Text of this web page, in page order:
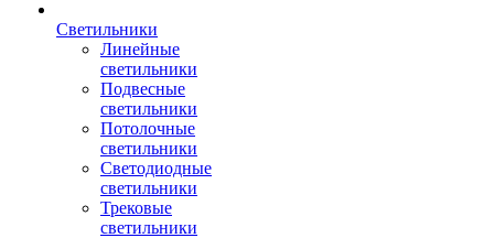
Светильники
Линейные
светильники
Подвесные
светильники
Потолочные
светильники
Светодиодные
светильники
Трековые
светильники